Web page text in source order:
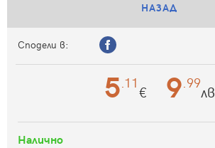
НАЗАД
Сподели в:
5 .11€ 9 .99лв.
Налично